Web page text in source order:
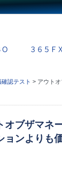
３６５ＦＸ
認テスト > アウトオブザマネーのバ
オブザマネ
ョンよりも